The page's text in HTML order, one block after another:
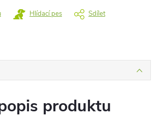
Hlídací pes Sdílet
produktu